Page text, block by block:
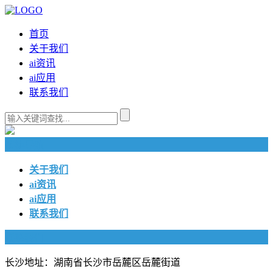
首页
关于我们
ai资讯
ai应用
联系我们
关于我们
ai资讯
ai应用
联系我们
长沙地址：湖南省长沙市岳麓区岳麓街道